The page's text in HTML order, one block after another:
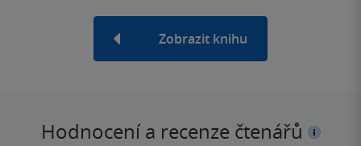
Zobrazit knihu
Hodnocení a recenze čtenářů